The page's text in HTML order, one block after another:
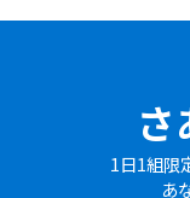
さ
1日1組限
あ